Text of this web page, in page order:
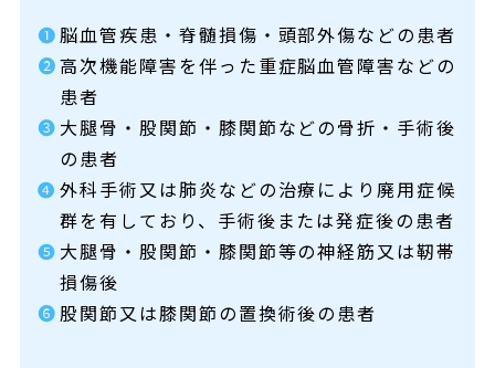
❶脳血管疾患・脊髄損傷・頭部外傷などの患者
❷高次機能障害を伴った重症脳血管障害などの
患者
❸ 大腿骨・股関節・膝関節などの骨折・手術後
の患者
❹ 外科手術又は肺炎などの治療により廃用症候
群を有しており、手術後または発症後の患者
❺ 大腿骨・股関節・膝関節等の神経筋又は靭帯
損傷後
❻股関節又は膝関節の置換術後の患者